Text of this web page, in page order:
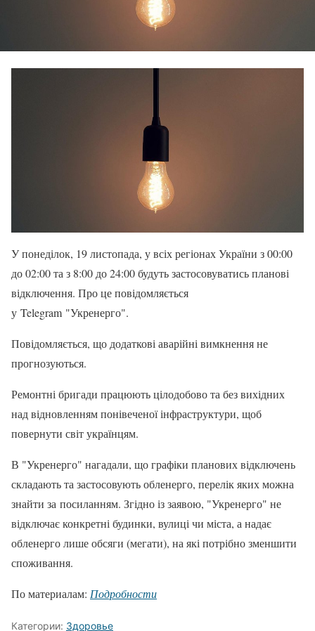
У понеділок, 19 листопада, у всіх регіонах України з 00:00
до 02:00 та з 8:00 до 24:00 будуть застосовуватись планові
відключення. Про це повідомляється
у Telegram "Укренерго".
Повідомляється, що додаткові аварійні вимкнення не
прогнозуються.
Ремонтні бригади працюють цілодобово та без вихідних
над відновленням понівеченої інфраструктури, щоб
повернути світ українцям.
В "Укренерго" нагадали, що графіки планових відключень
складають та застосовують обленерго, перелік яких можна
знайти за посиланням. Згідно із заявою, "Укренерго" не
відключає конкретні будинки, вулиці чи міста, а надає
обленерго лише обсяги (мегати), на які потрібно зменшити
споживання.
По материалам: Подробности
Категории: Здоровье